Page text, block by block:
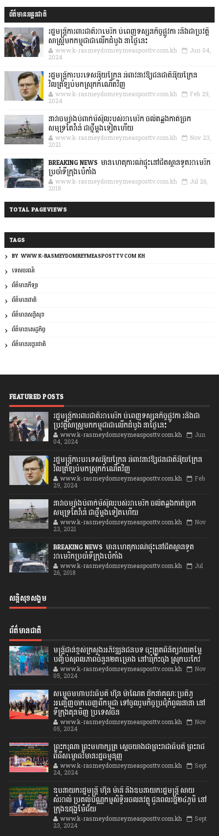
ព័ត៌មានអន្តរជាតិ
រដ្ឋមន្រ្តីការពារជាតិអាមេរិក បំពេញទស្សនកិច្ចផ្លូវកា រនិងជាប្រវត្តិ
សាស្រ្តមកកម្ពុជាជាលើកដំបូង នាថ្ងៃនេះ
www.k-rasmeydomreymeasposttv.com.kh Jun 04,
2024
រដ្ឋមន្ត្រីការបរទេសអ៊ុយក្រែន អំពាវនាវឱ្យជនជាតិអ៊ុយក្រែន
វិលត្រឡប់មកស្រុកកំណើតវិញ
www.k-rasmeydomreymeasposttv.com.kh Feb 29,
2024
នាវាចម្បាំងបំពាក់មីស៊ីលរបស់អាមេរិក ចល័តឆ្លងកាត់ច្រក
សមុទ្រតៃវ៉ាន់ ជាថ្មីម្តងទៀតហើយ
www.k-rasmeydomreymeasposttv.com.kh Nov 23,
2021
BREAKING NEWS: មានហេតុការណ៍ផ្ទុះនៅជិតស្ថានទូតអាមេរិក
ប្រចាំទីក្រុងប៉េកាំង
www.k-rasmeydomreymeasposttv.com.kh Jul 26,
2018
TOTAL PAGEVIEWS
TAGS
BY: WWW.K-RASMEYDOMREYMEASPOSTTV.COM.KH
ទេសចរណ៍
ព័ត៌មានកីឡា
ព័ត៌មានជាតិ
ព័ត៌មានសន្តិសុខ
ព័ត៌មានសេដ្ឋកិច្ច
ព័ត៌មានអន្តរជាតិ
FEATURED POSTS
រដ្ឋមន្រ្តីការពារជាតិអាមេរិក បំពេញទស្សនកិច្ចផ្លូវកា រនិងជា
ប្រវត្តិសាស្រ្តមកកម្ពុជាជាលើកដំបូង នាថ្ងៃនេះ
www.k-rasmeydomreymeasposttv.com.kh Jun
04, 2024
រដ្ឋមន្ត្រីការបរទេសអ៊ុយក្រែន អំពាវនាវឱ្យជនជាតិអ៊ុយក្រែន
វិលត្រឡប់មកស្រុកកំណើតវិញ
www.k-rasmeydomreymeasposttv.com.kh Feb
29, 2024
នាវាចម្បាំងបំពាក់មីស៊ីលរបស់អាមេរិក ចល័តឆ្លងកាត់ច្រក
សមុទ្រតៃវ៉ាន់ ជាថ្មីម្តងទៀតហើយ
www.k-rasmeydomreymeasposttv.com.kh Nov
23, 2021
BREAKING NEWS: មានហេតុការណ៍ផ្ទុះនៅជិតស្ថានទូត
អាមេរិកប្រចាំទីក្រុងប៉េកាំង
www.k-rasmeydomreymeasposttv.com.kh Jul
26, 2018
សន្តិសុខសង្គម
ព័ត៌មានជាតិ
មន្ត្រីជាន់ខ្ពស់ក្រសួងអភិវឌ្ឍន៍ជនបទ ចុះត្រួតពិនិត្យវាយតម្លៃ
បញ្ចប់សុពលភាពចំនួន២គម្រោង នៅឃុំកិះចុង ស្រុកបរកែវ
www.k-rasmeydomreymeasposttv.com.kh Nov
05, 2024
សម្តេចមហាបវរធិបតី ហ៊ុន ម៉ាណែត ដឹកនាំគណៈប្រតិភូ
អញ្ជើញចាកចេញពីកម្ពុជា ទៅចូលរួមកិច្ចប្រជុំកំពូលនានា នៅ
ទីក្រុងគុនមិញ ប្រទេសចិន
www.k-rasmeydomreymeasposttv.com.kh Nov
05, 2024
ព្រះករុណា ព្រះមហាក្សត្រ ស្តេចយាងជាព្រះរាជាធិបតី ព្រះរាជ
ពិធីសម្ពោធវិមានរដ្ឋធម្មនុញ្ញ
www.k-rasmeydomreymeasposttv.com.kh Sept
24, 2024
ឧបនាយករដ្ឋមន្ដ្រី ហ៊ុន ម៉ានី និងឧបនាយករដ្ឋមន្ដ្រី សាយ
សំអាល់ ប្រគល់បណ្ណកម្មសិទ្ធិអចលនវត្ថុ ជូនពលរដ្ឋ២៤ភូមិ នៅ
ក្រុងឧដុង្គម៉ែជ័យ
www.k-rasmeydomreymeasposttv.com.kh Sept
23, 2024